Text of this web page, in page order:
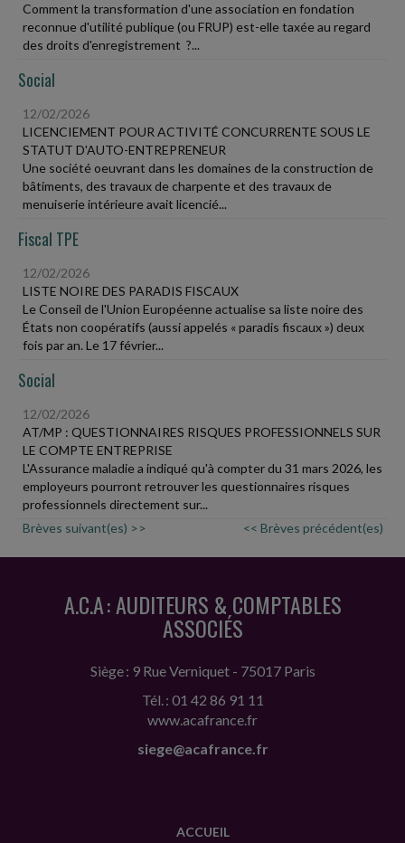
Comment la transformation d'une association en fondation
reconnue d'utilité publique (ou FRUP) est-elle taxée au regard
des droits d'enregistrement ?...
Social
12/02/2026
LICENCIEMENT POUR ACTIVITÉ CONCURRENTE SOUS LE
STATUT D'AUTO-ENTREPRENEUR
Une société oeuvrant dans les domaines de la construction de
bâtiments, des travaux de charpente et des travaux de
menuiserie intérieure avait licencié...
Fiscal TPE
12/02/2026
LISTE NOIRE DES PARADIS FISCAUX
Le Conseil de l'Union Européenne actualise sa liste noire des
États non coopératifs (aussi appelés « paradis fiscaux ») deux
fois par an. Le 17 février...
Social
12/02/2026
AT/MP : QUESTIONNAIRES RISQUES PROFESSIONNELS SUR
LE COMPTE ENTREPRISE
L'Assurance maladie a indiqué qu'à compter du 31 mars 2026, les
employeurs pourront retrouver les questionnaires risques
professionnels directement sur...
Brèves suivant(es) >>
<< Brèves précédent(es)
A.C.A : AUDITEURS & COMPTABLES
ASSOCIÉS
Siège : 9 Rue Verniquet - 75017 Paris
Tél. : 01 42 86 91 11
www.acafrance.fr
siege@acafrance.fr
ACCUEIL